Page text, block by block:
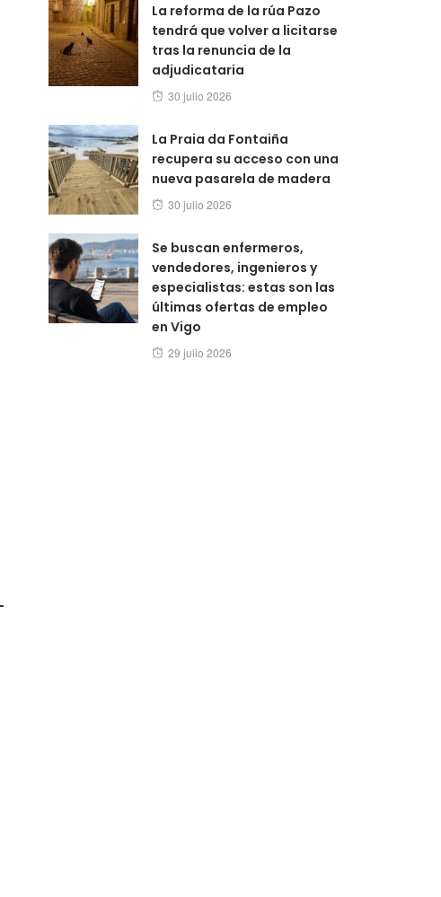
La reforma de la rúa Pazo
tendrá que volver a licitarse
tras la renuncia de la
adjudicataria
Posted
30 julio 2026
La Praia da Fontaiña
recupera su acceso con una
nueva pasarela de madera
Posted
30 julio 2026
Se buscan enfermeros,
vendedores, ingenieros y
especialistas: estas son las
últimas ofertas de empleo
en Vigo
Posted
29 julio 2026